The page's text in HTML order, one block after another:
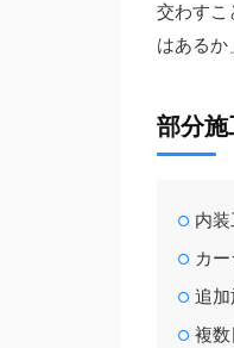
交わすこ
はあるか
部分
内
カ
追
複